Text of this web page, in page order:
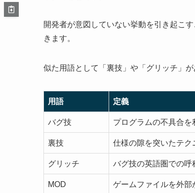
開発者が意図していない挙動を引き起こ
きます。
似た用語として「裏技」や「グリッチ」
用語 定義
バグ技 プログラムの不具合を
裏技 仕様の隙を突いたテク
グリッチ バグ技の英語圏での呼
MOD ゲームファイルを外部